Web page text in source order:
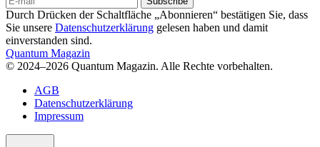
Durch Drücken der Schaltfläche „Abonnieren“ bestätigen Sie, dass
Sie unsere Datenschutzerklärung gelesen haben und damit
einverstanden sind.
Quantum Magazin
© 2024–2026 Quantum Magazin. Alle Rechte vorbehalten.
AGB
Datenschutzerklärung
Impressum